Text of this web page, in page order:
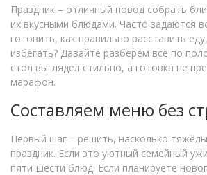
Праздник – отличный повод собрать
их вкусными блюдами. Часто задаются
готовить, как правильно расставить
избегать? Давайте разберём всё по
стол выглядел стильно, а готовка не
марафон.
Составляем меню без
Первый шаг – решить, насколько
праздник. Если это уютный семейный
пяти‑шести блюд. Если планируете